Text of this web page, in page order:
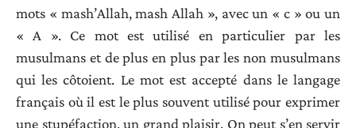
mots « mash’Allah, mash Allah », avec un « c » ou un
« A ». Ce mot est utilisé en particulier par les
musulmans et de plus en plus par les non musulmans
qui les côtoient. Le mot est accepté dans le langage
français où il est le plus souvent utilisé pour exprimer
une stupéfaction, un grand plaisir. On peut s’en servir